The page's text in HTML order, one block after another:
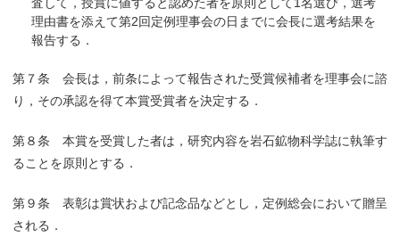
理由書を添えて第2回定例理事会の日までに会長に選考結果を
報告する．
第７条 会長は，前条によって報告された受賞候補者を理事会に諮
り，その承認を得て本賞受賞者を決定する．
第８条 本賞を受賞した者は，研究内容を岩石鉱物科学誌に執筆す
ることを原則とする．
第９条 表彰は賞状および記念品などとし，定例総会において贈呈
される．